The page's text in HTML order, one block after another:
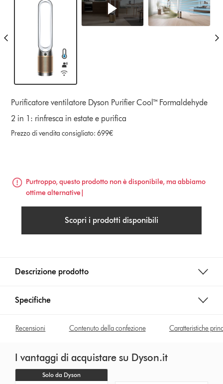
Purificatore ventilatore Dyson Purifier Cool™ Formaldehyde
2 in 1: rinfresca in estate e purifica
Prezzo di vendita consigliato: 699€
Purtroppo, questo prodotto non è disponibile, ma abbiamo
ottime alternative|
Scopri i prodotti disponibili
Descrizione prodotto
Specifiche
Recensioni Contenuto della confezione Caratteristiche
I vantaggi di acquistare su Dyson.it
Solo da Dyson